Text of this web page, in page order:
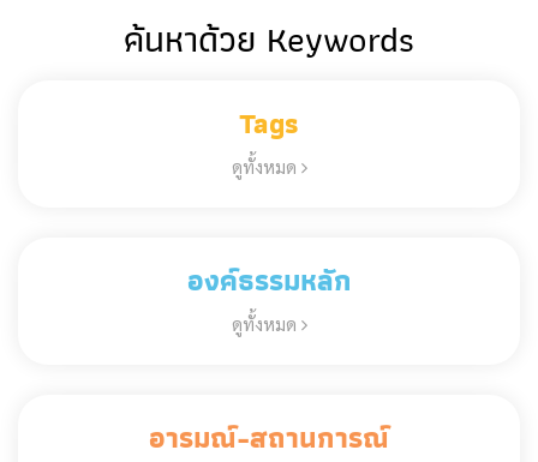
ค้นหาด้วย Keywords
Tags
ดูทั้งหมด
องค์ธรรมหลัก
ดูทั้งหมด
อารมณ์-สถานการณ์